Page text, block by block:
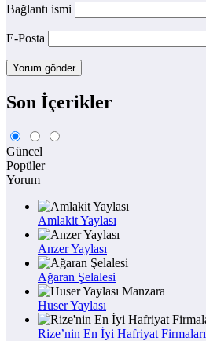
Bağlantı ismi
E-Posta
Son İçerikler
Güncel
Popüler
Yorum
Amlakit Yaylası
Anzer Yaylası
Ağaran Şelalesi
Huser Yaylası
Rize’nin En İyi Hafriyat Firmaları